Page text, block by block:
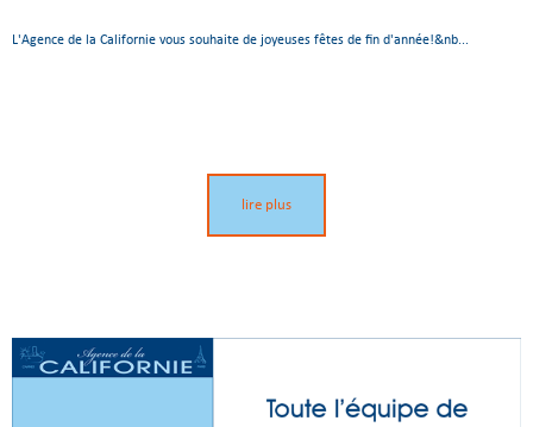
L'Agence de la Californie vous souhaite de joyeuses fêtes de fin d'année!&nb...
lire plus